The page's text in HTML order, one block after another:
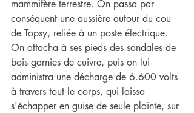
mammifère terrestre. On passa par
conséquent une aussière autour du cou
de Topsy, reliée à un poste électrique.
On attacha à ses pieds des sandales de
bois garnies de cuivre, puis on lui
administra une décharge de 6.600 volts
à travers tout le corps, qui laissa
s'échapper en guise de seule plainte, sur